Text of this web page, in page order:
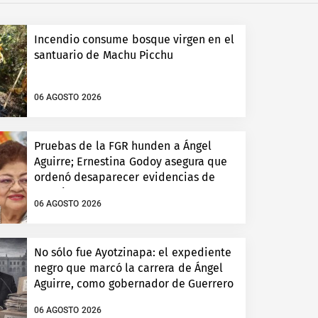
Incendio consume bosque virgen en el
santuario de Machu Picchu
06 AGOSTO 2026
Pruebas de la FGR hunden a Ángel
Aguirre; Ernestina Godoy asegura que
ordenó desaparecer evidencias de
Ayotzinapa
06 AGOSTO 2026
No sólo fue Ayotzinapa: el expediente
negro que marcó la carrera de Ángel
Aguirre, como gobernador de Guerrero
06 AGOSTO 2026